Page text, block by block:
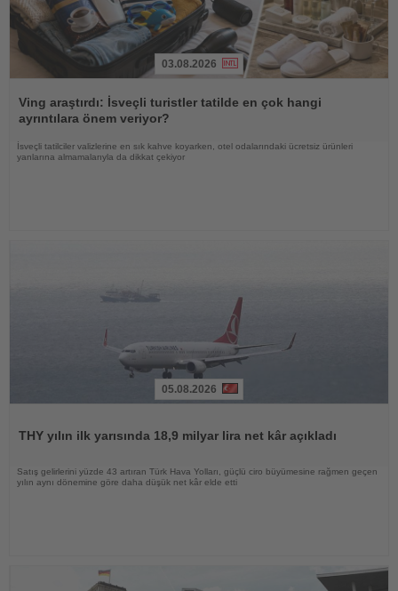
Oku
03.08.2026
Ving araştırdı: İsveçli turistler tatilde en çok hangi
ayrıntılara önem veriyor?
İsveçli tatilciler valizlerine en sık kahve koyarken, otel odalarındaki ücretsiz ürünleri
yanlarına almamalarıyla da dikkat çekiyor
05.08.2026
THY yılın ilk yarısında 18,9 milyar lira net kâr açıkladı
Satış gelirlerini yüzde 43 artıran Türk Hava Yolları, güçlü ciro büyümesine rağmen geçen
yılın aynı dönemine göre daha düşük net kâr elde etti